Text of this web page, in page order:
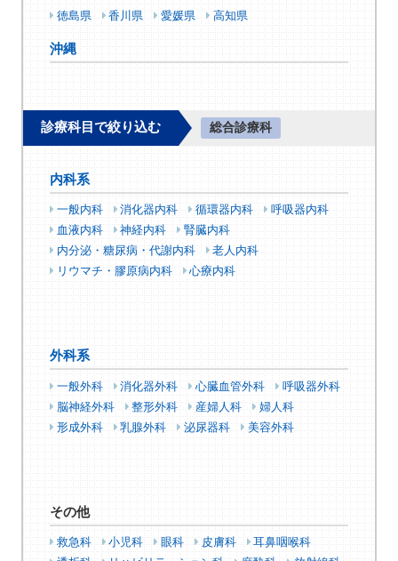
徳島県 香川県 愛媛県 高知県
沖縄
診療科目で絞り込む 総合診療科
内科系
一般内科 消化器内科 循環器内科
呼吸器内科
血液内科
神経内科
腎臓内科
内分泌・糖尿病・代謝内科
老人内科
リウマチ・膠原病内科
心療内科
外科系
一般外科 消化器外科 心臓血管外科
呼吸器外科
脳神経外科
整形外科 産婦人科
婦人科
形成外科
乳腺外科 泌尿器科 美容外科
その他
救急科 小児科 眼科 皮膚科
耳鼻咽喉科